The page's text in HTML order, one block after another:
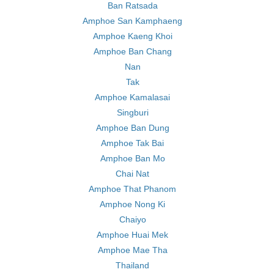
Ban Ratsada
Amphoe San Kamphaeng
Amphoe Kaeng Khoi
Amphoe Ban Chang
Nan
Tak
Amphoe Kamalasai
Singburi
Amphoe Ban Dung
Amphoe Tak Bai
Amphoe Ban Mo
Chai Nat
Amphoe That Phanom
Amphoe Nong Ki
Chaiyo
Amphoe Huai Mek
Amphoe Mae Tha
Thailand